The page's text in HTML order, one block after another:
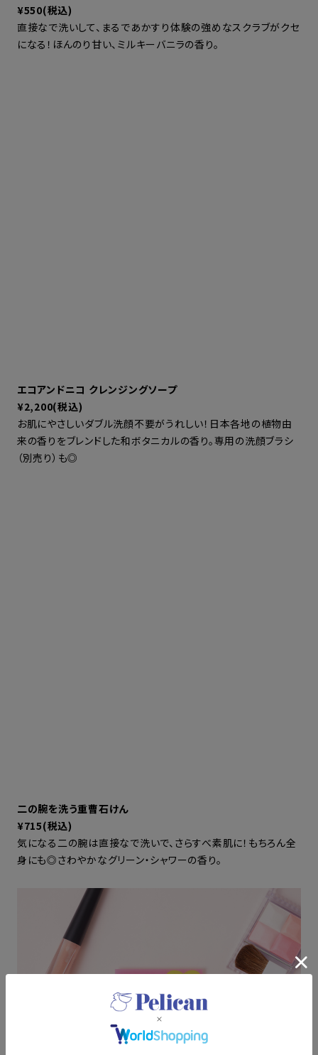
¥550(税込)
直接なで洗いして、まるであかすり体験の強めなスクラブがクセ
になる！ほんのり甘い、ミルキーバニラの香り。
エコアンドニコ クレンジングソープ
¥2,200(税込)
お肌にやさしいダブル洗顔不要がうれしい！日本各地の植物由
来の香りをブレンドした和ボタニカルの香り。専用の洗顔ブラシ
（別売り）も◎
二の腕を洗う重曹石けん
¥715(税込)
気になる二の腕は直接なで洗いで、さらすべ素肌に！もちろん全
身にも◎さわやかなグリーン・シャワーの香り。